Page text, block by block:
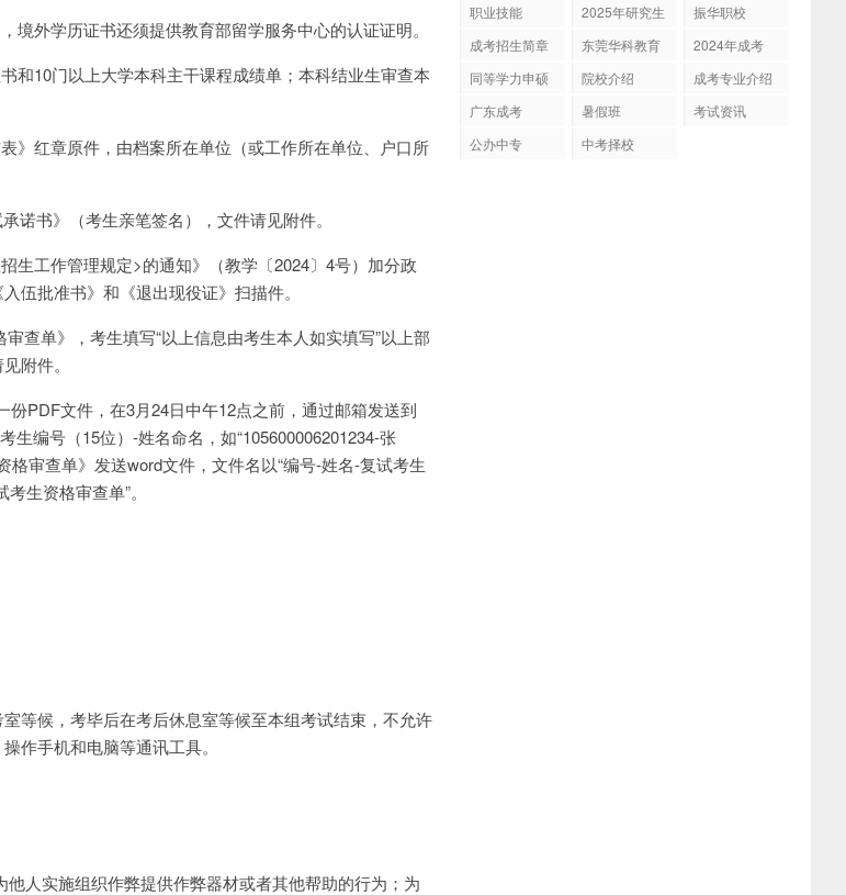
外学历证书还须提供教育部留学服务中心的认证证明。
和10门以上大学本科主干课程成绩单；本科结业生审查本
》红章原件，由档案所在单位（或工作所在单位、户口所
诺书》（考生亲笔签名），文件请见附件。
生工作管理规定>的通知》（教学〔2024〕4号）加分政
伍批准书》和《退出现役证》扫描件。
查单》，考生填写“以上信息由考生本人如实填写”以上部
附件。
PDF文件，在3月24日中午12点之前，通过邮箱发送到
生编号（15位）-姓名命名，如“105600006201234-张
格审查单》发送word文件，文件名以“编号-姓名-复试考生
生资格审查单”。
等候，考毕后在考后休息室等候至本组考试结束，不允许
作手机和电脑等通讯工具。
人实施组织作弊提供作弊器材或者其他帮助的行为；为
职业技能
2025年研究生
振华职校
成考招生简章
东莞华科教育
2024年成考
同等学力申硕
院校介绍
成考专业介绍
广东成考
暑假班
考试资讯
公办中专
中考择校